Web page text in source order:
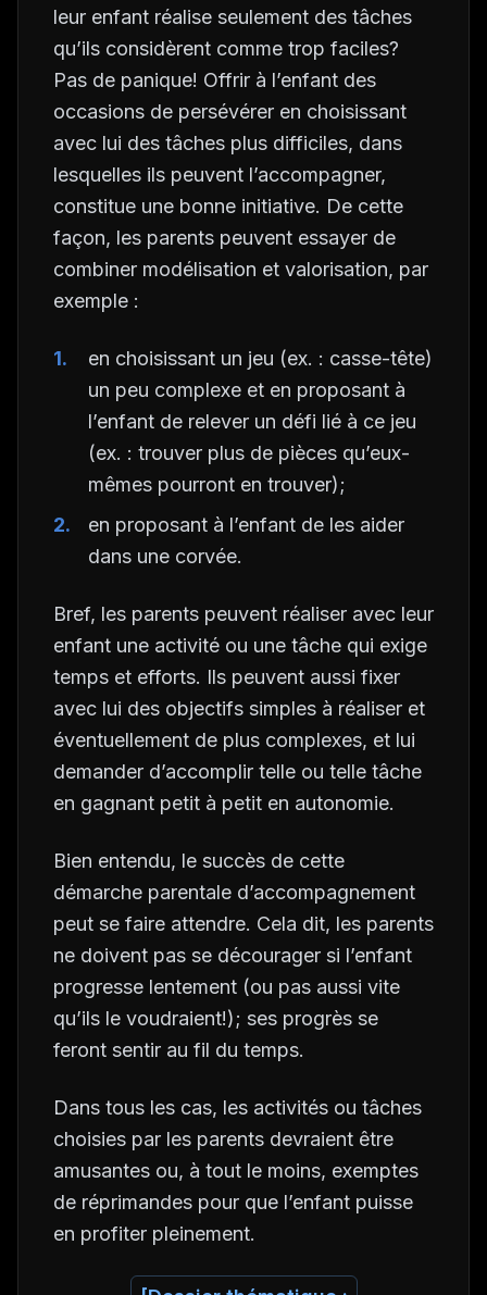
leur enfant réalise seulement des tâches
qu’ils considèrent comme trop faciles?
Pas de panique! Offrir à l’enfant des
occasions de persévérer en choisissant
avec lui des tâches plus difficiles, dans
lesquelles ils peuvent l’accompagner,
constitue une bonne initiative. De cette
façon, les parents peuvent essayer de
combiner modélisation et valorisation, par
exemple :
en choisissant un jeu (ex. : casse-tête)
un peu complexe et en proposant à
l’enfant de relever un défi lié à ce jeu
(ex. : trouver plus de pièces qu’eux-
mêmes pourront en trouver);
en proposant à l’enfant de les aider
dans une corvée.
Bref, les parents peuvent réaliser avec leur
enfant une activité ou une tâche qui exige
temps et efforts. Ils peuvent aussi fixer
avec lui des objectifs simples à réaliser et
éventuellement de plus complexes, et lui
demander d’accomplir telle ou telle tâche
en gagnant petit à petit en autonomie.
Bien entendu, le succès de cette
démarche parentale d’accompagnement
peut se faire attendre. Cela dit, les parents
ne doivent pas se décourager si l’enfant
progresse lentement (ou pas aussi vite
qu’ils le voudraient!); ses progrès se
feront sentir au fil du temps.
Dans tous les cas, les activités ou tâches
choisies par les parents devraient être
amusantes ou, à tout le moins, exemptes
de réprimandes pour que l’enfant puisse
en profiter pleinement.